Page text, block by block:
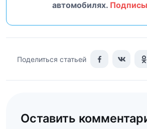
автомобилях.
Поделиться статьей
Оставить